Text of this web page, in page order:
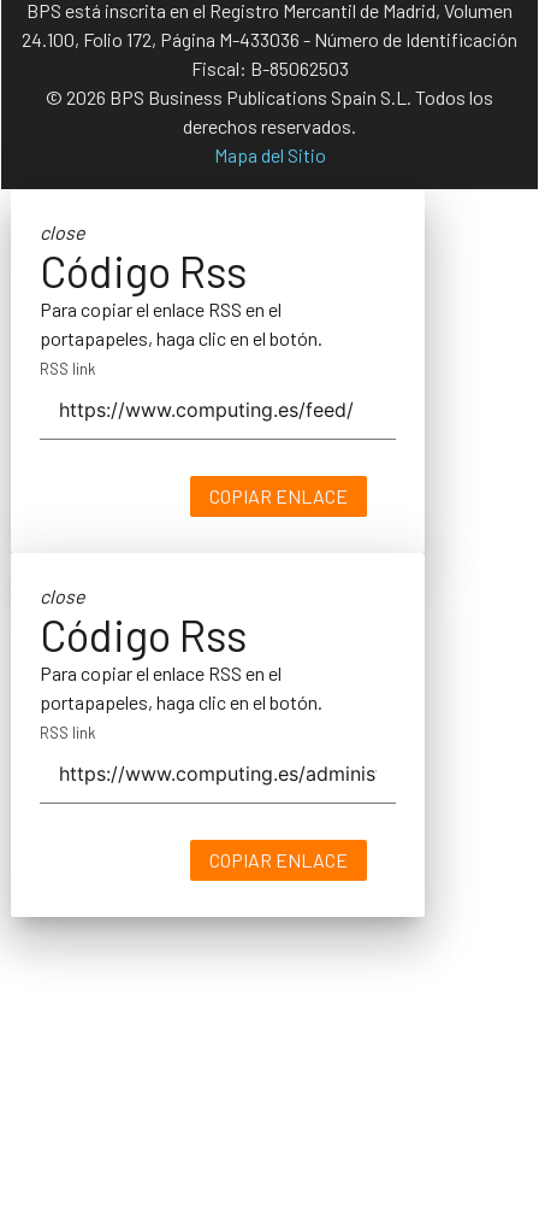
BPS está inscrita en el Registro Mercantil de Madrid, Volumen
24.100, Folio 172, Página M-433036 - Número de Identificación
Fiscal: B-85062503
© 2026 BPS Business Publications Spain S.L. Todos los
derechos reservados.
Mapa del Sitio
close
Código Rss
Para copiar el enlace RSS en el
portapapeles, haga clic en el botón.
RSS link
COPIAR ENLACE
close
Código Rss
Para copiar el enlace RSS en el
portapapeles, haga clic en el botón.
RSS link
COPIAR ENLACE